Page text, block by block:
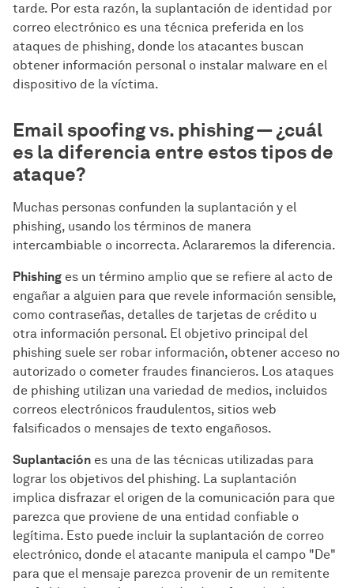
tarde. Por esta razón, la suplantación de identidad por
correo electrónico es una técnica preferida en los
ataques de phishing, donde los atacantes buscan
obtener información personal o instalar malware en el
dispositivo de la víctima.
Email spoofing vs. phishing — ¿cuál
es la diferencia entre estos tipos de
ataque?
Muchas personas confunden la suplantación y el
phishing, usando los términos de manera
intercambiable o incorrecta. Aclararemos la diferencia.
Phishing es un término amplio que se refiere al acto de
engañar a alguien para que revele información sensible,
como contraseñas, detalles de tarjetas de crédito u
otra información personal. El objetivo principal del
phishing suele ser robar información, obtener acceso no
autorizado o cometer fraudes financieros. Los ataques
de phishing utilizan una variedad de medios, incluidos
correos electrónicos fraudulentos, sitios web
falsificados o mensajes de texto engañosos.
Suplantación es una de las técnicas utilizadas para
lograr los objetivos del phishing. La suplantación
implica disfrazar el origen de la comunicación para que
parezca que proviene de una entidad confiable o
legítima. Esto puede incluir la suplantación de correo
electrónico, donde el atacante manipula el campo "De"
para que el mensaje parezca provenir de un remitente